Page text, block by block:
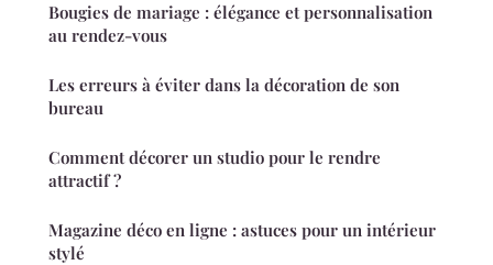
Bougies de mariage : élégance et personnalisation
au rendez-vous
Les erreurs à éviter dans la décoration de son
bureau
Comment décorer un studio pour le rendre
attractif ?
Magazine déco en ligne : astuces pour un intérieur
stylé